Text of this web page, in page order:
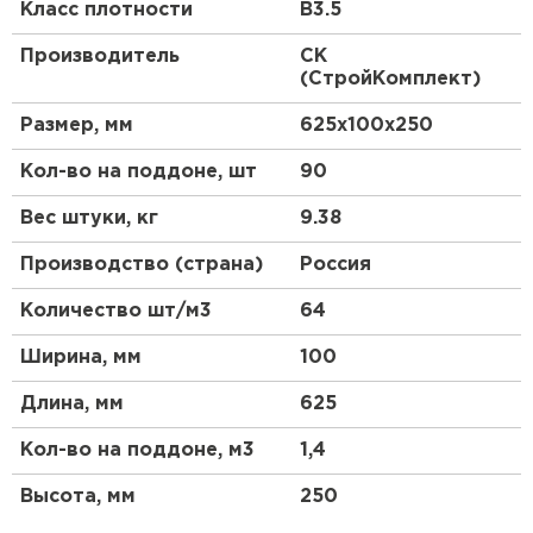
Особенности
Газобетонные блоки отличаются легкостью, что
значительно упрощает процесс их
транспортировки и монтажа. В то же время,
газобетон обладает достаточной прочностью,
чтобы выдерживать нагрузки, характерные для
Теплоизоляционные свойства
Одной из ключевых особенностей газобетона
является его высокая теплоизоляция. Благодаря
пористой структуре, газобетонные блоки
эффективно сохраняют тепло внутри помещения,
что позволяет снизить затраты на отопление.
Экологичность
Класс плотности В3.5
Производитель
СК
(СтройКомплект)
Размер, мм 625х100х250
Кол-во на поддоне, шт 90
Вес штуки, кг 9.38
Производство (страна) Россия
Количество шт/м3 64
Ширина, мм 100
Длина, мм 625
Кол-во на поддоне, м3 1,4
Высота, мм 250